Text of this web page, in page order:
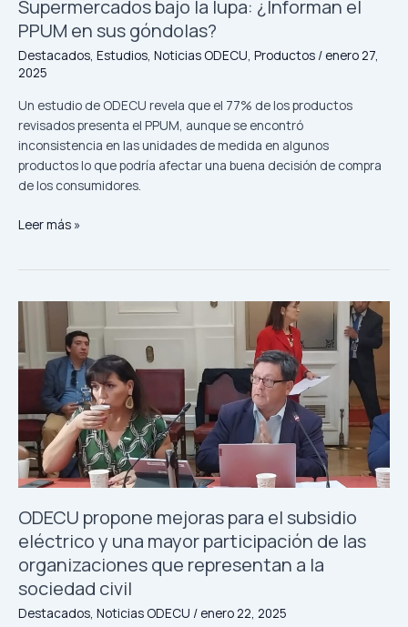
Supermercados bajo la lupa: ¿Informan el
PPUM en sus góndolas?
Destacados Estudios Noticias ODECU Productos / enero 27,
2025
Un estudio de ODECU revela que el 77% de los productos
revisados presenta el PPUM, aunque se encontró
inconsistencia en las unidades de medida en algunos
productos lo que podría afectar una buena decisión de compra
de los consumidores.
Leer más »
ODECU propone mejoras para el subsidio
eléctrico y una mayor participación de las
organizaciones que representan a la
sociedad civil
Destacados, Noticias ODECU / enero 22, 2025
ODECU
propone
mejoras
para
subsidio
eléctrico
y
una
mayor
participación
las
organizaciones
que
representan